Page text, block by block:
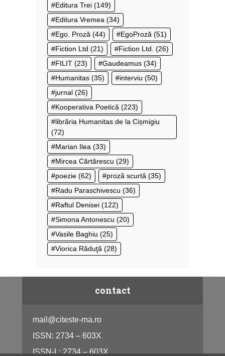
Editura Trei (149)
Editura Vremea (34)
Ego. Proză (44) EgoProză (51)
Fiction Ltd (21) Fiction Ltd. (26)
FILIT (23) Gaudeamus (34)
Humanitas (35) interviu (50)
jurnal (26)
Kooperativa Poetică (223)
librăria Humanitas de la Cișmigiu
(72)
Marian Ilea (33)
Mircea Cărtărescu (29)
poezie (62) proză scurtă (35)
Radu Paraschivescu (36)
Raftul Denisei (122)
Simona Antonescu (20)
Vasile Baghiu (25)
Viorica Răduţă (28)
contact
mail@citeste-ma.ro
ISSN: 2734 – 603X
ISSN-L: 2734 – 603X